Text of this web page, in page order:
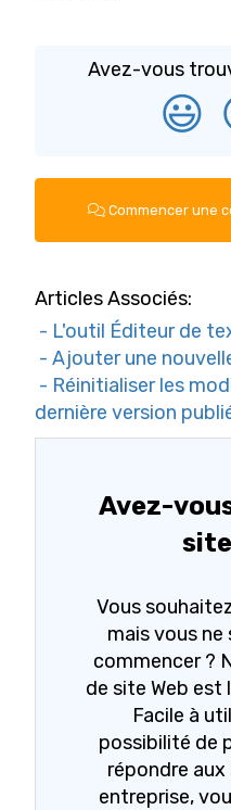
Avez-vous
😃
Commencer une
Articles Associés:
- L'outil Éditeur de
- Ajouter une
- Réinitialiser les
dernière version
Avez-
Vous
mais vous ne
commencer ?
de site Web
Facile à
possibilité de
répondre
entreprise,